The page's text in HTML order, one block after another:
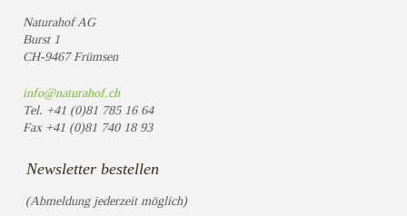
Naturahof AG
Burst 1
CH-9467 Frümsen
info@naturahof.ch
Tel. +41 (0)81 785 16 64
Fax +41 (0)81 740 18 93
Newsletter bestellen
(Abmeldung jederzeit möglich)